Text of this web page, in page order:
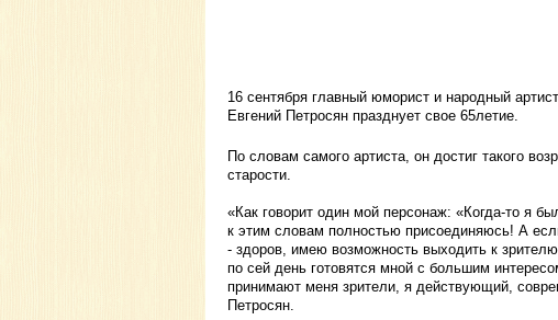
16 сентября главный юморист и народный
Евгений Петросян празднует свое 65летие.
По словам самого артиста, он достиг такого
старости.
«Как говорит один мой персонаж: «Когда-то я
к этим словам полностью присоединяюсь! А
- здоров, имею возможность выходить к
по сей день готовятся мной с большим
принимают меня зрители, я действующий,
Петросян.